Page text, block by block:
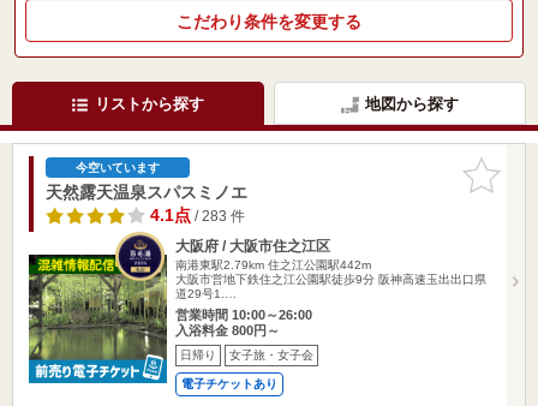
こだわり条件を変更する
リストから探す 地図から探す
お気に入
りに追加
今空いています
天然露天温泉スパスミノエ
4.1点/ 283 件
大阪府 / 大阪市住之江区
南港東駅2.79km 住之江公園駅442m
大阪市営地下鉄住之江公園駅徒歩9分 阪神高速玉出出口県
道29号1.…
営業時間 10:00～26:00
入浴料金 800円～
日帰り 女子旅・女子会
電子チケットあり